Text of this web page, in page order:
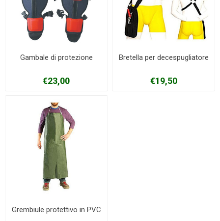
Gambale di protezione
€23,00
Bretella per decespugliatore
€19,50
Grembiule protettivo in PVC